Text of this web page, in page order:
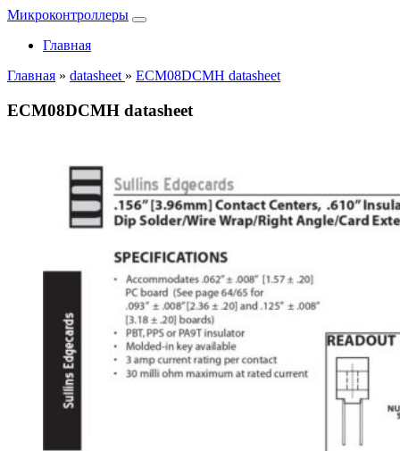
Микроконтроллеры
Главная
Главная » datasheet » ECM08DCMH datasheet
ECM08DCMH datasheet